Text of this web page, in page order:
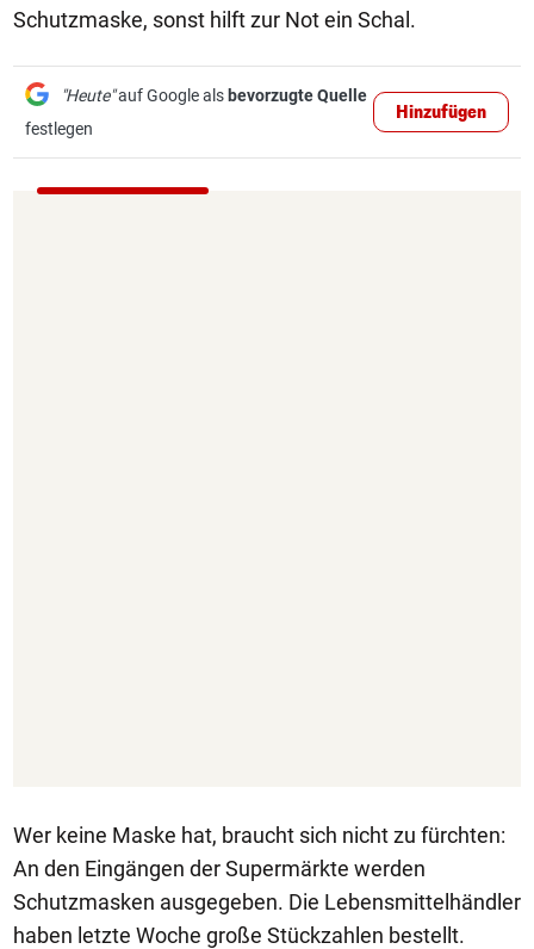
Schutzmaske, sonst hilft zur Not ein Schal.
"Heute"auf Google als bevorzugte Quelle
festlegen
Hinzufügen
Wer keine Maske hat, braucht sich nicht zu fürchten:
An den Eingängen der Supermärkte werden
Schutzmasken ausgegeben. Die Lebensmittelhändler
haben letzte Woche große Stückzahlen bestellt.